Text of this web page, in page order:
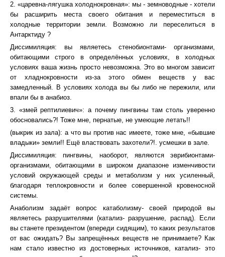
2. «царевна-лягушка холоднокровная»: мы - земноводные - хотели
бы расширить места своего обитания и переместиться в
холодные территории земли. Возможно ли переселиться в
Антарктиду ?
Диссимиляция: вы являетесь стенобионтами- организмами,
обитающими строго в определённых условиях, в холодных
условиях ваша жизнь просто невозможна. Это во многом зависит
от хладнокровности из-за этого обмен веществ у вас
замедленный. В условиях холода вы бы либо не пережили, или
впали бы в анабиоз.
3. «змей рептилиевич»: а почему пингвины там столь уверенно
обосновались?! Тоже мне, пернатые, не умеющие летать!!
(выкрик из зала): а что вы против нас имеете, тоже мне, «бывшие
владыки» земли!! Ещё властвовать захотели?!. усмешки в зале.
Диссимиляция: пингвины, наоборот, являются эврибионтами-
организмами, обитающими в широком диапазоне изменчивости
условий окружающей среды и метаболизм у них усиленный,
благодаря теплокровности и более совершенной кровеносной
системы.
Анаболизм задаёт вопрос катаболизму- своей природой вы
являетесь разрушителями (катализ- разрушение, распад). Если
вы станете президентом (впереди сидящим), то каких результатов
от вас ожидать? Вы запрещённых веществ не принимаете? Как
нам стало известно из достоверных источников, катализ- это